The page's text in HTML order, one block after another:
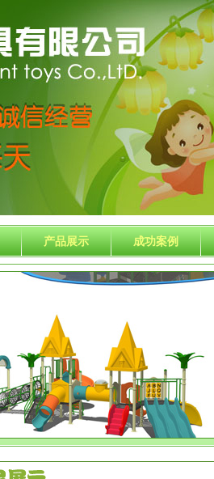
产品展示 成功案例